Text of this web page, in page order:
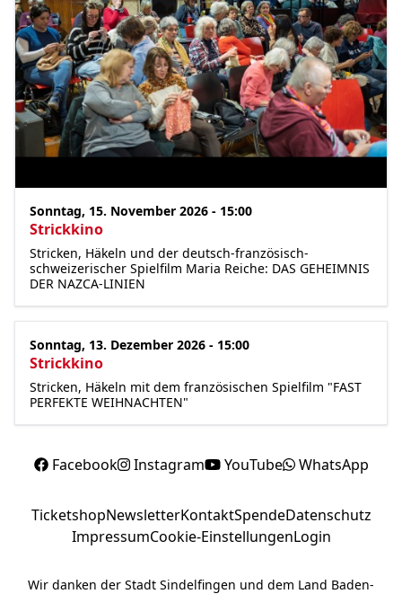
Termin
Sonntag, 15. November 2026 - 15:00
Strickkino
Stricken, Häkeln und der deutsch-französisch-
schweizerischer Spielfilm Maria Reiche: DAS GEHEIMNIS
DER NAZCA-LINIEN
Termin
Sonntag, 13. Dezember 2026 - 15:00
Strickkino
Stricken, Häkeln mit dem französischen Spielfilm "FAST
PERFEKTE WEIHNACHTEN"
Facebook Instagram YouTube WhatsApp
TicketshopNewsletterKontaktSpendeDatenschutz
ImpressumCookie-EinstellungenLogin
Wir danken der Stadt Sindelfingen und dem Land Baden-